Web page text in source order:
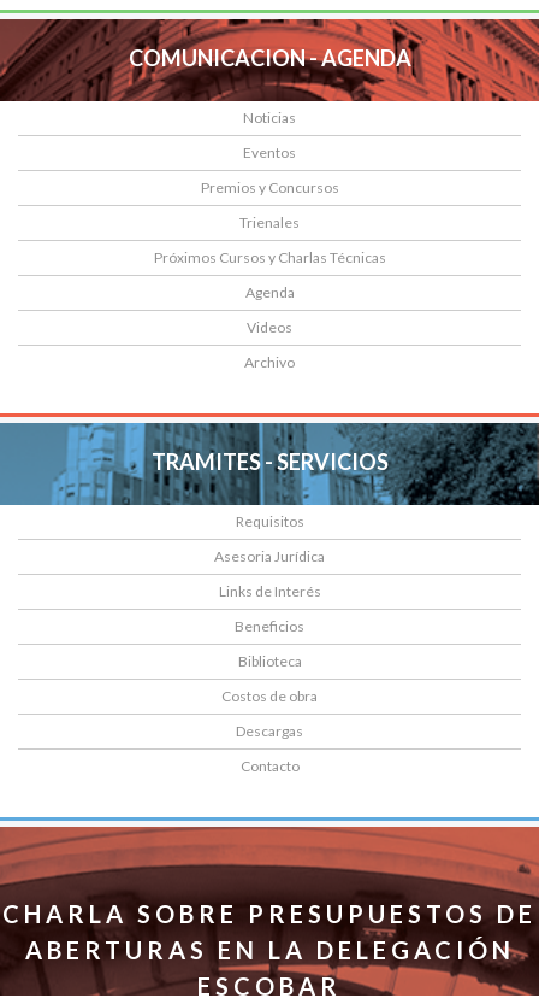
COMUNICACION - AGENDA
Noticias
Eventos
Premios y Concursos
Trienales
Próximos Cursos y Charlas Técnicas
Agenda
Videos
Archivo
TRAMITES - SERVICIOS
Requisitos
Asesoria Jurídica
Links de Interés
Beneficios
Biblioteca
Costos de obra
Descargas
Contacto
CHARLA SOBRE PRESUPUESTOS DE
ABERTURAS EN LA DELEGACIÓN
ESCOBAR